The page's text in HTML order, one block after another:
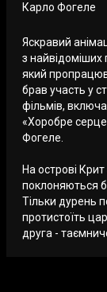
Карло Фогеле
Яскравий
з найвідоміших
який
брав участь у
фільмів,
«Хоробре
Фогеле.
На острові
поклоняються
Тільки дурень
протистоїть
друга -